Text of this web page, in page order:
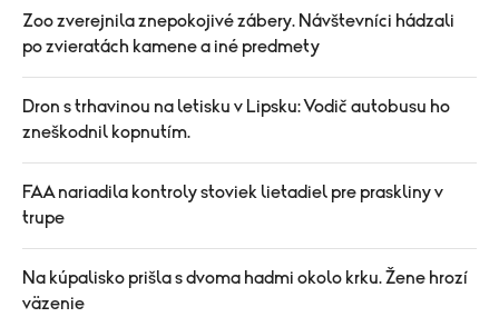
Zoo zverejnila znepokojivé zábery. Návštevníci hádzali
po zvieratách kamene a iné predmety
Dron s trhavinou na letisku v Lipsku: Vodič autobusu ho
zneškodnil kopnutím.
FAA nariadila kontroly stoviek lietadiel pre praskliny v
trupe
Na kúpalisko prišla s dvoma hadmi okolo krku. Žene hrozí
väzenie